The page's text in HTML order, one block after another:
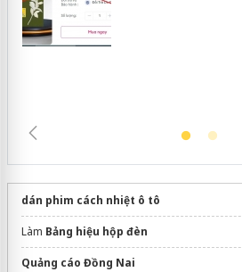
dán phim cách nhiệt ô tô
Làm Bảng hiệu hộp đèn
Quảng cáo Đồng Nai